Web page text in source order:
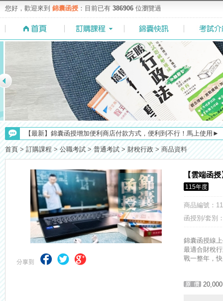
您好，歡迎來到 錦囊函授 ：目前已有 386906 位瀏覽過
【最新】錦囊函授增加便利商店付款方式，便利到不行！馬上使用►
【NEW】加入◆錦囊函授Facebook粉絲專頁◆，最新消息、優惠活
【考試院】國考證書數位化，112年起全面實施！點我看詳情>>>
【上榜生獎學金計畫】恭賀金榜！上榜生獎學金申請辦法與表格下
【考選部】高普考／修正部份考試科目及大綱，趕快來看看有哪一些
【求職秘技＼(￣O￣)】你對國營事業了解多少呢? 必考國事業的
【注意】112年起高普不考「公文」／高考英文占比提升，快來看看
【重要】114年度起，雲端函授之課堂教材須知，請點我查看☀☀☀
首頁 > 訂購課程 > 公職考試 > 普通考試 > 財稅行政 > 商品資料
【雲端函
115年度
商品編號 ：
函授別/套別
錦囊函授線
最適合財稅
戰一整年，
20,000